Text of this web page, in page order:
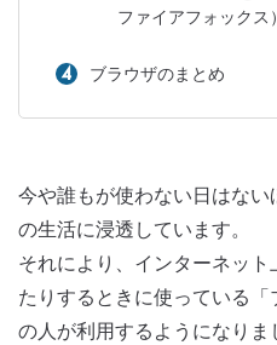
ファイアフォックス）
ブラウザのまとめ
今や誰もが使わない日はな
の生活に浸透しています。
それにより、インターネッ
たりするときに使っている「
の人が利用するようになりま